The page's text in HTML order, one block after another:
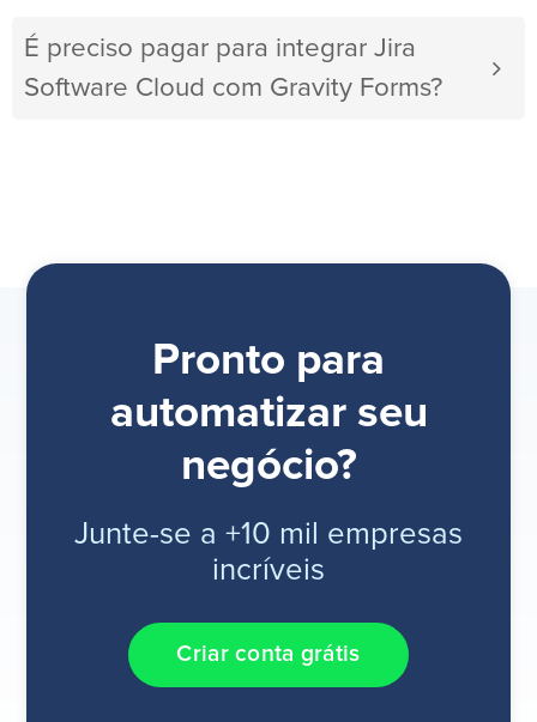
É preciso pagar para integrar Jira
Software Cloud com Gravity Forms?
Pronto para
automatizar seu
negócio?
Junte-se a +10 mil empresas
incríveis
Criar conta grátis